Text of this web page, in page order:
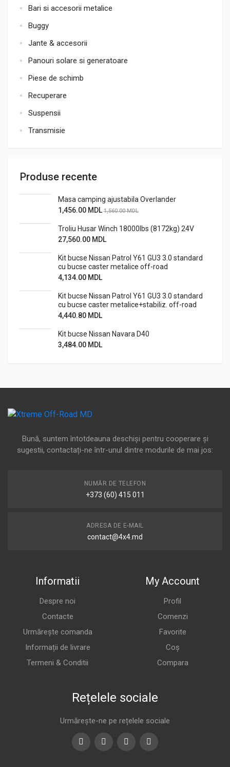
Bari si accesorii metalice
Buggy
Jante & accesorii
Panouri solare si generatoare
Piese de schimb
Recuperare
Suspensii
Transmisie
Produse recente
Masa camping ajustabila Overlander
1,456.00 MDL 1,560.00MDL
Troliu Husar Winch 18000lbs (8172kg) 24V
27,560.00 MDL
Kit bucse Nissan Patrol Y61 GU3 3.0 standard
cu bucse caster metalice off-road
4,134.00 MDL
Kit bucse Nissan Patrol Y61 GU3 3.0 standard
cu bucse caster metalice+stabiliz. off-road
4,440.80 MDL
Kit bucse Nissan Navara D40
3,484.00 MDL
Bună, suntem întotdeauna deschiși pentru cooperare și
sugestii, contactați-ne într-unul dintre modurile de mai jos:
NUMĂR DE TELEFON
+373 (60) 415 011
ADRESA DE E-MAIL
contact@4x4.md
Informatii
Despre noi
Contacte
Urmărește comanda
Informații de livrare
Termeni & Conditii
My Account
Profil
Comenzi
Favorite
Coș
Compara
Rețelele sociale
Urmărește-ne pe rețelele sociale
FacebookTwitterYoutubeInstagram